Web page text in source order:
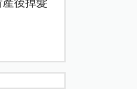
後掉髮